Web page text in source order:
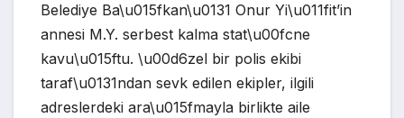
Belediye Ba\u015fkan\u0131 Onur Yi\u011fit’in
annesi M.Y. serbest kalma stat\u00fcne
kavu\u015ftu. \u00d6zel bir polis ekibi
taraf\u0131ndan sevk edilen ekipler, ilgili
adreslerdeki ara\u015fmayla birlikte aile